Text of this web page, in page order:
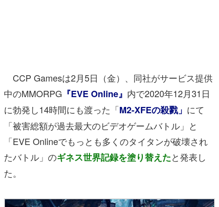
その他
電ファミニコゲーマーとは？
運営：株式会社マレ
CCP Gamesは2月5日（金）、同社がサービス提供
中のMMORPG 『EVE Online』 内で2020年12月31日
に勃発し14時間にも渡った「M2-XFEの殺戮」 にて
「被害総額が過去最大のビデオゲームバトル」と
「EVE Onlineでもっとも多くのタイタンが破壊され
たバトル」のギネス世界記録を塗り替えたと発表し
た。